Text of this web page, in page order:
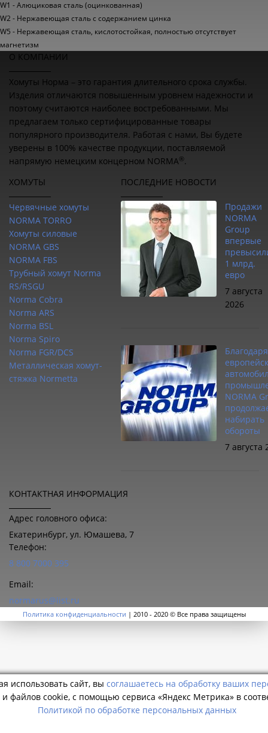
W1 - Алюциковая сталь (оцинкованная)
W2 - Нержавеющая сталь с содержанием цинка
W5 - Нержавеющая сталь, кислотостойкая, полностью отсутствует
магнетизм
О КОМПАНИИ
Хомуты Норма – это гарантия длительного срока службы.
Изделия отличаются повышенным уровнем надежности и
поэтому считаются наиболее востребованными. Мы
предлагаем только сертифицированные товары
популярного производителя. Работая с нами, Вы будете
уверены в 100% качестве продукции, поставляемой
напрямую немецким концерном NORMA ®.
ХОМУТЫ
Червячные хомуты
NORMA TORRO
Хомуты силовые
NORMA GBS
NORMA FBS
Трубный хомут Norma
RS/RSGU
Norma Cobra
Norma ARS
Norma BSL
Norma Spiro
Norma FGR/DCS
Металлическая хомут-
стяжка Normetta
ПОСЛЕДНИЕ НОВОСТИ
Продажи
NORMA
Group
впервые
1 млрд.
евро
7 августа
2026
Благодаря
NORMA
набирать
обороты
7 августа
КОНТАКТНАЯ ИНФОРМАЦИЯ
Адрес головного офиса:
Екатеринбург, ул. Юмашева, 7
Телефон:
8 800 7000 395
Email:
normarus@list.ru
Политика конфиденциальности | 2010 - 2020 © Все права защищены
использовать сайт, вы соглашаетесь на обработку ваших
и файлов cookie, с помощью сервиса «Яндекс Метрика» в
Политикой по обработке персональных данных